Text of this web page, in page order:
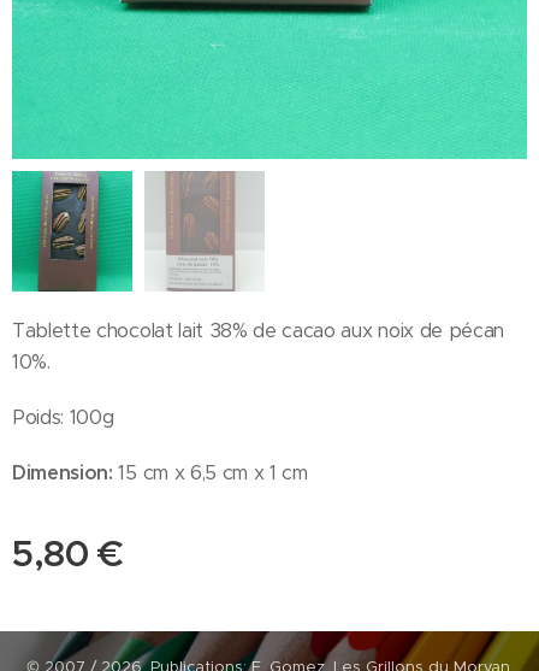
Tablette chocolat lait 38% de cacao aux noix de pécan
10%.
Poids: 100g
Dimension: 15 cm x 6,5 cm x 1 cm
5,80 €
© 2007 / 2026, Publications: F. Gomez, Les Grillons du Morvan.